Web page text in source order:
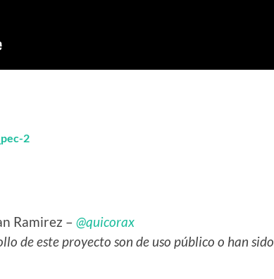
2
Ramirez – @quicorax
de este proyecto son de uso público o han sido